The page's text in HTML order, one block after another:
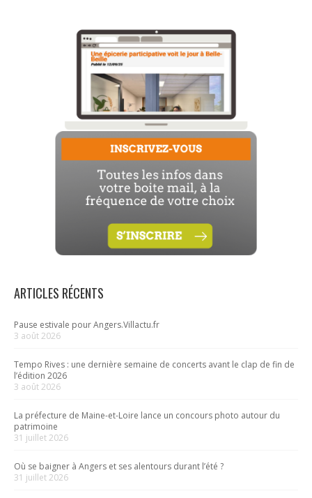
ARTICLES RÉCENTS
Pause estivale pour Angers.Villactu.fr
3 août 2026
Tempo Rives : une dernière semaine de concerts avant le clap de fin de
l’édition 2026
3 août 2026
La préfecture de Maine-et-Loire lance un concours photo autour du
patrimoine
31 juillet 2026
Où se baigner à Angers et ses alentours durant l’été ?
31 juillet 2026